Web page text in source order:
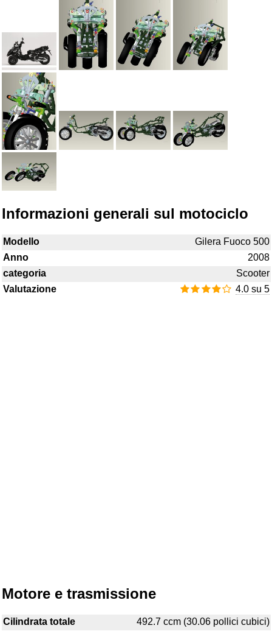
Informazioni generali sul motociclo
Modello
Gilera Fuoco 500
Anno
2008
categoria
Scooter
Valutazione
4.0 su 5
Motore e trasmissione
Cilindrata totale
492.7 ccm (30.06 pollici cubici)